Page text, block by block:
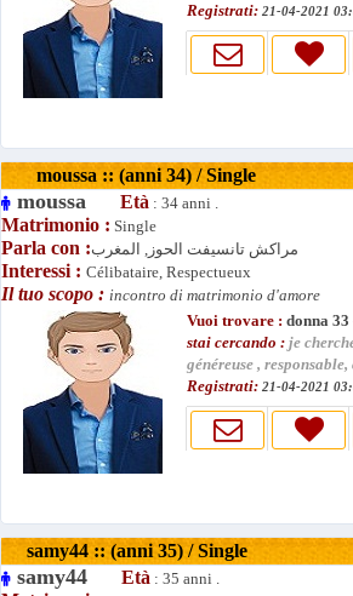
Registrati: 21-04-2021
moussa :: (anni 34) / Single
moussa Età : 34 anni .
Matrimonio : Single
Parla con :مراكش تانسيفت الحوز, المغرب
Interessi : Célibataire, Respectueux
Il tuo scopo : incontro di matrimonio d'amore
Vuoi trovare : donna 33
stai cercando : je
généreuse ,
Registrati: 21-04-2021
samy44 :: (anni 35) / Single
samy44 Età : 35 anni .